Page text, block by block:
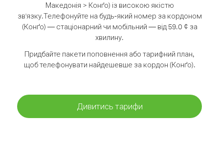
Македонія > Конґо) із високою якістю
зв'язку.Телефонуйте на будь-який номер за кордоном
(Конґо) — стаціонарний чи мобільний — від 59.0 ¢ за
хвилину.
Придбайте пакети поповнення або тарифний план,
щоб телефонувати найдешевше за кордон (Конґо).
Дивитись тарифи